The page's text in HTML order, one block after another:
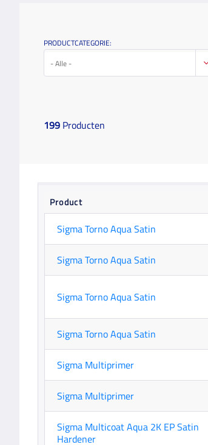
PRODUCTCATEGORIE:
- Alle -
199 Producten
Product
Sigma Torno Aqua Satin
Sigma Torno Aqua Satin
Sigma Torno Aqua Satin
Sigma Torno Aqua Satin
Sigma Multiprimer
Sigma Multiprimer
Sigma Multicoat Aqua 2K EP Satin
Hardener